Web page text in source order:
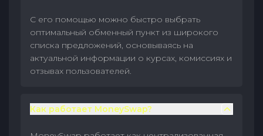
С его помощью можно быстро выбрать
оптимальный обменный пункт из широкого
списка предложений, основываясь на
актуальной информации о курсах, комиссиях и
отзывах пользователей.
Как работает MoneySwap?